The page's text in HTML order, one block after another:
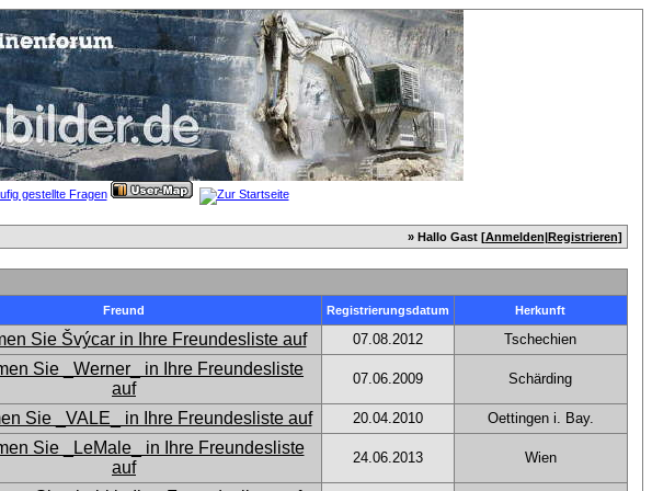
» Hallo Gast [Anmelden|Registrieren]
Freund Registrierungsdatum Herkunft
07.08.2012 Tschechien
07.06.2009 Schärding
20.04.2010 Oettingen i. Bay.
24.06.2013 Wien